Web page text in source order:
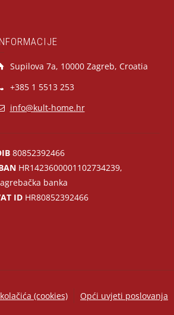
Supilova 7a, 10000 Zagreb, Croatia
+385 1 5513 253
info@kult-home.hr
80852392466
HR1423600001102734239,
banka
IDHR80852392466
(cookies) Opći uvjeti poslovanja